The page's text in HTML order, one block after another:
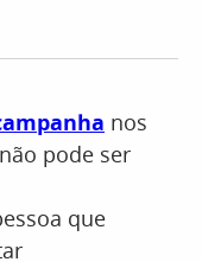
nos
pode ser
que